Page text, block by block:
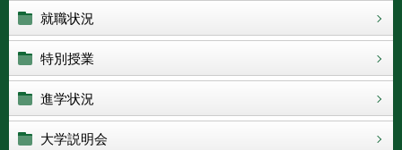
就職状況
特別授業
進学状況
大学説明会